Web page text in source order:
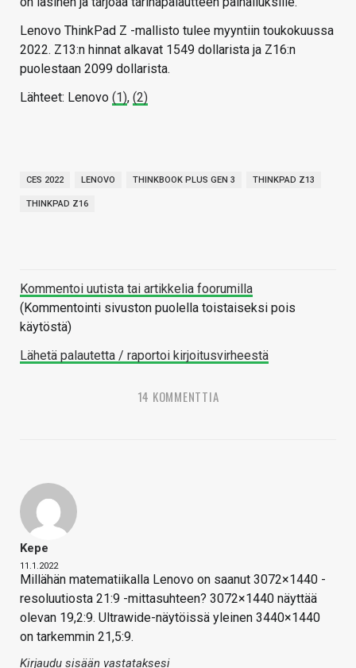
Lenovo ThinkPad Z -mallisto tulee myyntiin toukokuussa
2022. Z13:n hinnat alkavat 1549 dollarista ja Z16:n
puolestaan 2099 dollarista.
Lähteet: Lenovo (1), (2)
CES 2022 LENOVO THINKBOOK PLUS GEN 3 THINKPAD Z13
THINKPAD Z16
Kommentoi uutista tai artikkelia foorumilla
(Kommentointi sivuston puolella toistaiseksi pois
käytöstä)
Lähetä palautetta / raportoi kirjoitusvirheestä
14 KOMMENTTIA
Kepe
11.1.2022
Millähän matematiikalla Lenovo on saanut 3072×1440 -
resoluutiosta 21:9 -mittasuhteen? 3072×1440 näyttää
olevan 19,2:9. Ultrawide-näytöissä yleinen 3440×1440
on tarkemmin 21,5:9.
Kirjaudu sisään vastataksesi